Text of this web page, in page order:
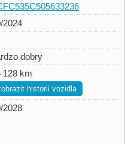
2024
dobry
128 km
historii vozidla
2028